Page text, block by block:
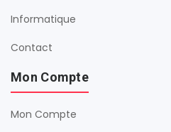
Informatique
Contact
Mon Compte
Mon Compte